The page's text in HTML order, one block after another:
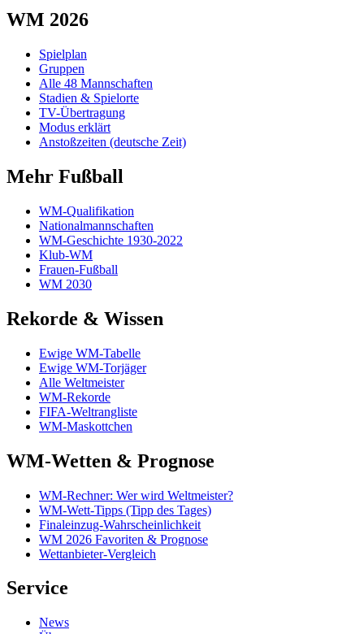
WM 2026
Spielplan
Gruppen
Alle 48 Mannschaften
Stadien & Spielorte
TV-Übertragung
Modus erklärt
Anstoßzeiten (deutsche Zeit)
Mehr Fußball
WM-Qualifikation
Nationalmannschaften
WM-Geschichte 1930-2022
Klub-WM
Frauen-Fußball
WM 2030
Rekorde & Wissen
Ewige WM-Tabelle
Ewige WM-Torjäger
Alle Weltmeister
WM-Rekorde
FIFA-Weltrangliste
WM-Maskottchen
WM-Wetten & Prognose
WM-Rechner: Wer wird Weltmeister?
WM-Wett-Tipps (Tipp des Tages)
Finaleinzug-Wahrscheinlichkeit
WM 2026 Favoriten & Prognose
Wettanbieter-Vergleich
Service
News